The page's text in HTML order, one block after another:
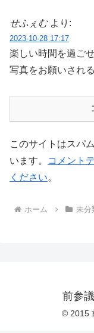
せふぇむ より:
2023-10-28 17:17
楽しい時間を過ご
写真をお願いされ
このサイトはスパ
います。
コメント
ください。
ホーム 未分
前参
© 2015